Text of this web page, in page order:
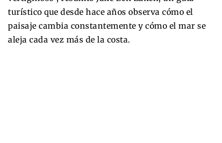
turístico que desde hace años observa cómo el
paisaje cambia constantemente y cómo el mar se
aleja cada vez más de la costa.